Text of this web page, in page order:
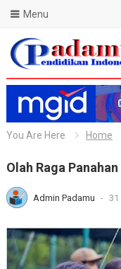
Blog Padamu
Menu
You Are Here Home
Olah Raga
Admin Padamu - 31